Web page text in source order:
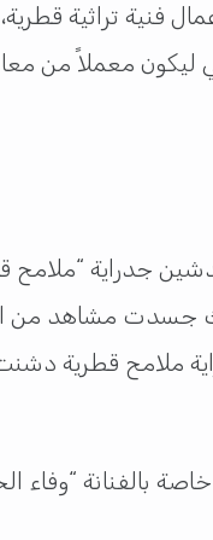
فنية تراثية
ليكون معملاً من
جدراية “ملامح
في العام 2012، وهي الجدراية التي تضم
جدراية الشال وملامح قطرية، فقد دشنت مؤسسة كتارا